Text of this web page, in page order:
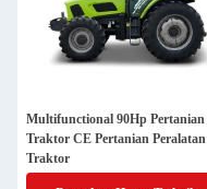
Multifunctional 90Hp Pertanian
Traktor CE Pertanian Peralatan
Traktor